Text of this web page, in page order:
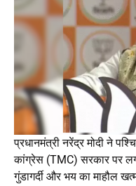
प्रधानमंत्री नरेंद्र मोदी ने
कांग्रेस (TMC) सरकार पर
गुंडागर्दी और भय का माहौल